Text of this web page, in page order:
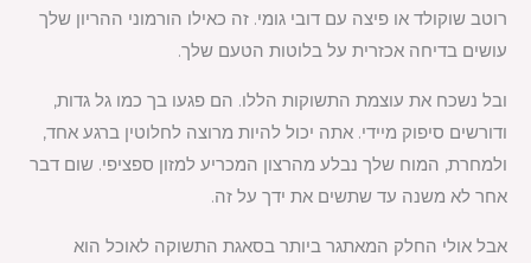
רוטב שוקולד או פיצה עם דובי גומי. זה כאילו הורמוני ההריון שלך
עושים בדיחה אכזרית על בלוטות הטעם שלך.
ובל נשכח את עוצמת התשוקות הללו. הם פגעו בך כמו גל גדות,
ודורשים סיפוק מיידי. אתה יכול להיות מרוצה לחלוטין ברגע אחד,
ולמחרת, המוח שלך נבלע מהרצון המכריע למזון ספציפי. שום דבר
אחר לא משנה עד שתשים את ידך על זה.
אבל אולי החלק המאתגר ביותר בסאגת התשוקה לאוכל הוא